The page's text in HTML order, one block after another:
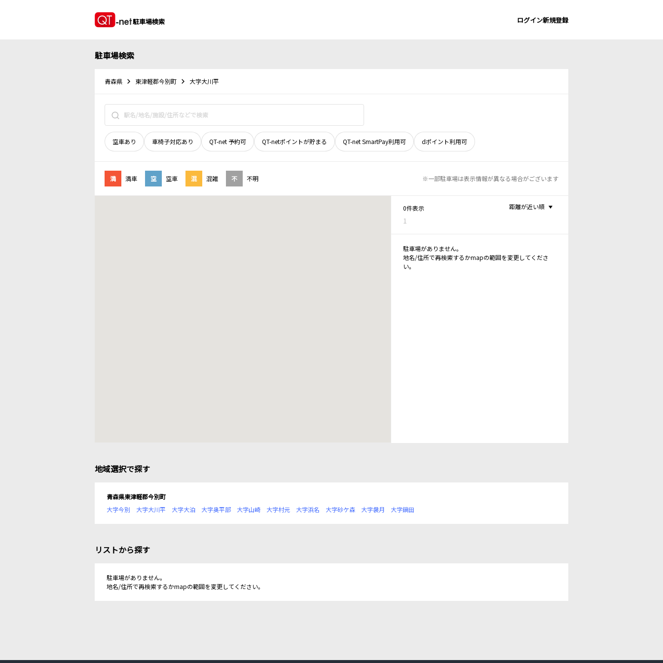
駐車場検索 ログイン新規登録
駐車場検索
青森県 東津軽郡今別町 大字大川平
空車あり 車椅子対応あり QT-net 予約可 QT-netポイントが貯まる QT-net SmartPay利用可 dポイント利用可
満 満車 空 空車 混 混雑 不 不明 ※一部駐車場は表示情報が異なる場合がございます
0件表示
1
距離が近い順
駐車場がありません。
地名/住所で再検索するかmapの範囲を変更してくださ
い。
地域選択で探す
青森県東津軽郡今別町
大字今別
大字大川平 大字大泊 大字奥平部 大字山崎 大字村元 大字浜名 大字砂ケ森 大字袰月 大字鍋田
リストから探す
駐車場がありません。
地名/住所で再検索するかmapの範囲を変更してください。